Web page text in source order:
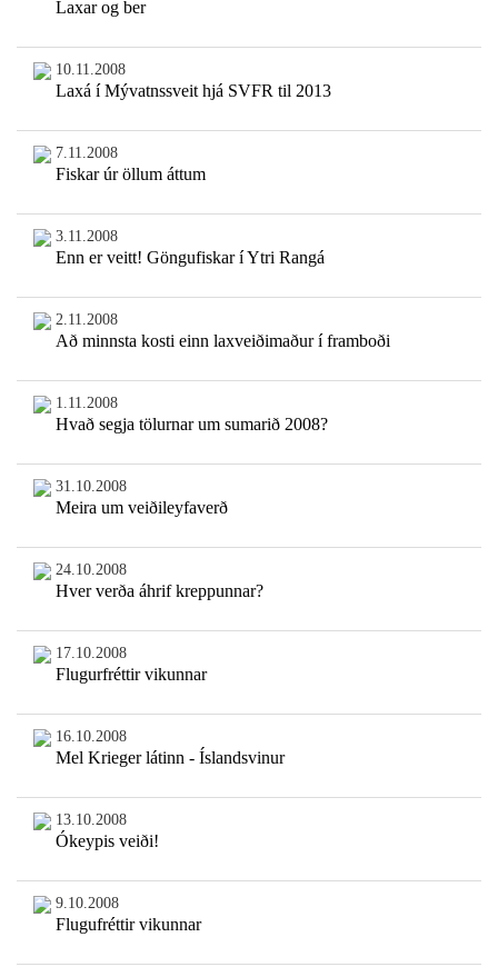
Laxar og ber
10.11.2008
Laxá í Mývatnssveit hjá SVFR til 2013
7.11.2008
Fiskar úr öllum áttum
3.11.2008
Enn er veitt! Göngufiskar í Ytri Rangá
2.11.2008
Að minnsta kosti einn laxveiðimaður í framboði
1.11.2008
Hvað segja tölurnar um sumarið 2008?
31.10.2008
Meira um veiðileyfaverð
24.10.2008
Hver verða áhrif kreppunnar?
17.10.2008
Flugurfréttir vikunnar
16.10.2008
Mel Krieger látinn - Íslandsvinur
13.10.2008
Ókeypis veiði!
9.10.2008
Flugufréttir vikunnar